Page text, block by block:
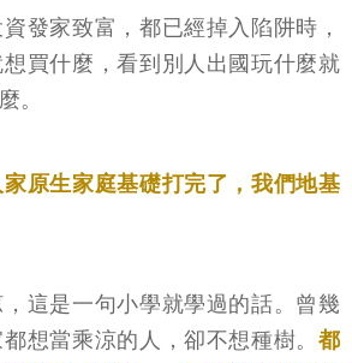
發家致富，都已經掉入陷阱時，
買什麼，看到別人出國玩什麼就
。
原生家庭基礎打完了，我們地基
這是一句小學就學過的話。曾幾
想當乘涼的人，卻不想種樹。 都